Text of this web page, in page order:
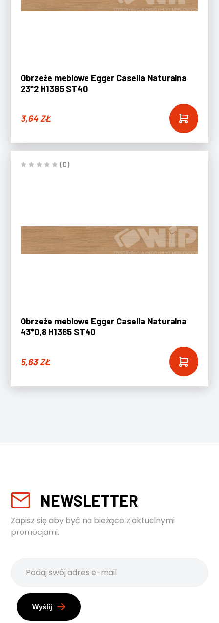
Obrzeże meblowe Egger Casella Naturalna
23*2 H1385 ST40
3,64ZŁ
(0)
Obrzeże meblowe Egger Casella Naturalna
43*0,8 H1385 ST40
5,63ZŁ
NEWSLETTER
Zapisz się aby być na bieżąco z aktualnymi
promocjami.
Wyślij